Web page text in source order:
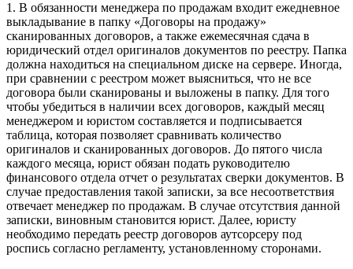
1. В обязанности менеджера по продажам входит ежедневное
выкладывание в папку «Договоры на продажу»
сканированных договоров, а также ежемесячная сдача в
юридический отдел оригиналов документов по реестру. Папка
должна находиться на специальном диске на сервере. Иногда,
при сравнении с реестром может выясниться, что не все
договора были сканированы и выложены в папку. Для того
чтобы убедиться в наличии всех договоров, каждый месяц
менеджером и юристом составляется и подписывается
таблица, которая позволяет сравнивать количество
оригиналов и сканированных договоров. До пятого числа
каждого месяца, юрист обязан подать руководителю
финансового отдела отчет о результатах сверки документов. В
случае предоставления такой записки, за все несоответствия
отвечает менеджер по продажам. В случае отсутствия данной
записки, виновным становится юрист. Далее, юристу
необходимо передать реестр договоров аутсорсеру под
роспись согласно регламенту, установленному сторонами.